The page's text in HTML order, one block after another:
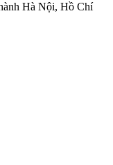
Hà Nội, Hồ Chí